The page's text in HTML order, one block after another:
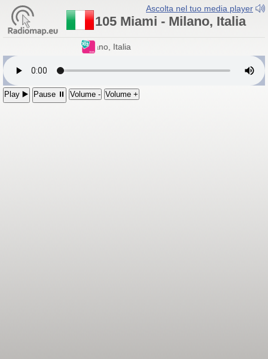
Ascolta nel tuo media player
105 Miami - Milano, Italia
- Milano, Italia
Play ▶️ Pause ⏸ Volume - Volume +